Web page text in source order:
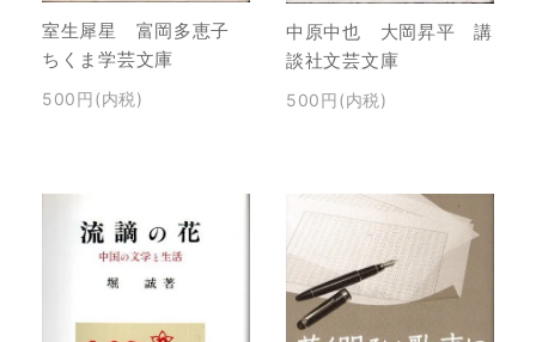
室生犀星 富岡多恵子
ちくま学芸文庫
500円(内税)
中原中也 大岡昇平 講
談社文芸文庫
500円(内税)